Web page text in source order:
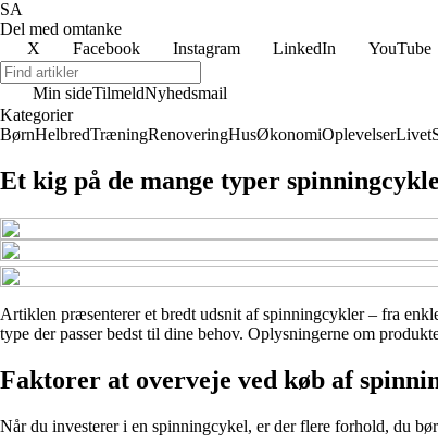
SA
Del med omtanke
X
Facebook Instagram LinkedIn YouTube
Min sideTilmeldNyhedsmail
Kategorier
BørnHelbredTræningRenoveringHusØkonomiOplevelserLivet
Et kig på de mange typer
Artiklen præsenterer et bredt udsnit af spinningcykler – fra
type der passer bedst til dine behov. Oplysningerne om
Faktorer at overveje ved køb af
Når du investerer i en spinningcykel, er der flere forhold, du